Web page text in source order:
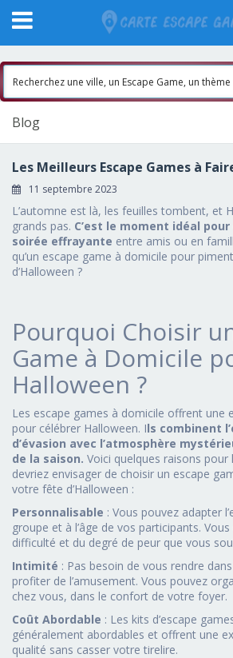
Blog
11 septembre 2023
L’automne est là, les feuilles tombent, et
grands pas. C’est le moment idéal
soirée effrayante entre amis ou en
qu’un escape game à domicile pour
d’Halloween ?
Pourquoi Choisir
Game à Domicile
Halloween ?
Les escape games à domicile offrent une
pour célébrer Halloween. Ils combinent
d’évasion avec l’atmosphère
de la saison. Voici quelques raisons pour
devriez envisager de choisir un escape
votre fête d’Halloween :
Personnalisable : Vous pouvez adapter
groupe et à l’âge de vos participants.
difficulté et du degré de peur que vous
Intimité : Pas besoin de vous rendre
profiter de l’amusement. Vous pouvez
chez vous, dans le confort de votre foyer.
Coût Abordable : Les kits d’escape
généralement abordables et offrent une
qualité sans casser votre tirelire.